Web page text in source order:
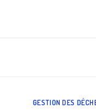
GESTION DES